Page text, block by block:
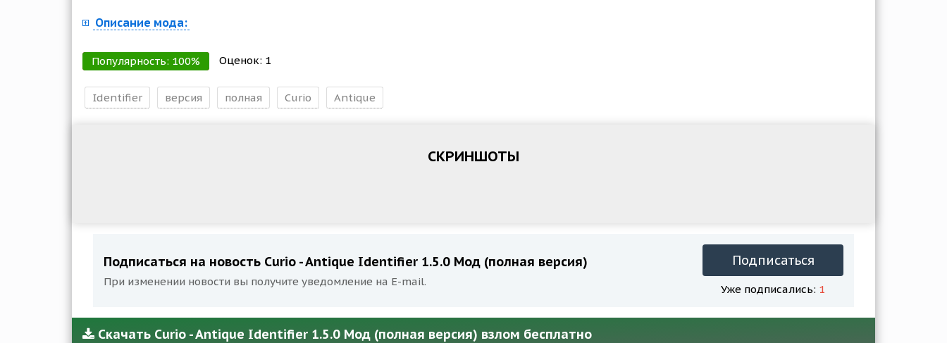
Описание мода:
Популярность: 100% Оценок: 1
Identifier версия полная Curio Antique
СКРИНШОТЫ
Подписаться на новость Curio - Antique Identifier 1.5.0 Мод (полная версия)
При изменении новости вы получите уведомление на E-mail.
Подписаться
Уже подписались: 1
Скачать Curio - Antique Identifier 1.5.0 Мод (полная версия) взлом бесплатно